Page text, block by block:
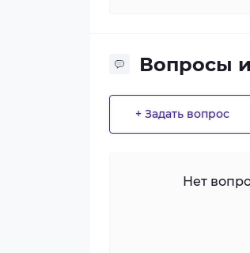
Вопросы
+ Задать вопрос
Нет